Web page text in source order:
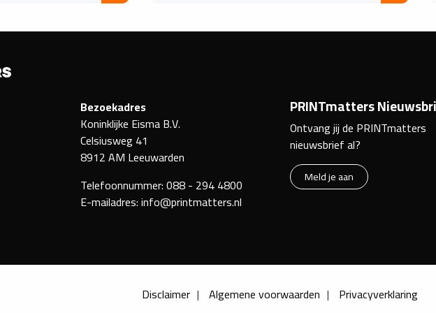
Bezoekadres
Koninklijke Eisma B.V.
Celsiusweg 41
8912 AM Leeuwarden
Telefoonnummer:088 - 294 4800
E-mailadres:info@printmatters.nl
PRINTmatters
Ontvang jij de PRINTmatters
nieuwsbrief al?
Meld je aan
Disclaimer Algemene voorwaarden Privacyverklaring